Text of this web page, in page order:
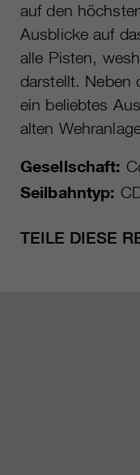
auf den
Ausblicke auf
alle Pisten,
darstellt. Neben
ein beliebtes
alten
Gesellschaft:
Seilbahntyp:
TEILE DIESE